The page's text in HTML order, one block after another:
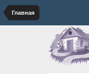
Главная